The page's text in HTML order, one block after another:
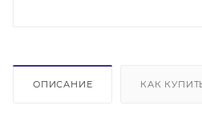
ОПИСАНИЕ КАК